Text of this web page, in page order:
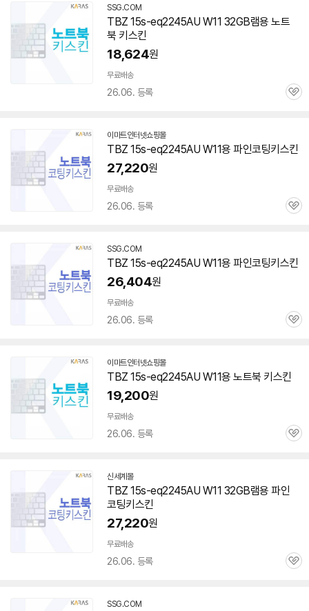
SSG.COM
TBZ 15s-eq2245AU W11 32GB램용 노트
북 키스킨
18,624원
무료배송
26.06. 등록
관
이마트인터넷쇼핑몰
TBZ 15s-eq2245AU W11용 파인코팅키스킨
27,220원
무료배송
26.06. 등록
관
SSG.COM
TBZ 15s-eq2245AU W11용 파인코팅키스킨
26,404원
무료배송
26.06. 등록
관
이마트인터넷쇼핑몰
TBZ 15s-eq2245AU W11용 노트북 키스킨
19,200원
무료배송
26.06. 등록
관
신세계몰
TBZ 15s-eq2245AU W11 32GB램용 파인
코팅키스킨
27,220원
무료배송
26.06. 등록
관
SSG.COM